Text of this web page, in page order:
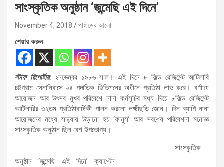
সাংস্কৃতিক অনুষ্ঠান ‘জন্মেছি এই দিনে’
November 4, 2018 পাহাড়ের আলো
শেয়ার করুন
স্টাফ রিপোর্টার:২নভেম্বর ১৯৮৬ সাল। এই দিনে ৮ ফিল্ড রেজিমেন্ট আর্টিলারি
চট্টগ্রাম সেনানিবাসে ২৪ পদাতিক ডিভিশনের অধীনে প্রতিষ্ঠা লাভ করে। বর্ণাঢ্য
আয়োজন আর উৎসব মুখর পরিবেশে নানা কর্মসূচির মধ্য দিয়ে ৮ফিল্ড রেজিমেন্ট
আর্টিলারির ৩২তম প্রতিষ্ঠাবার্ষিকী পালন করলো লক্ষ্মীছড়ি জোন। দিন ব্যাপি নানা
আয়োজনের মধ্যে সন্ধ্যায় উড়ানো হয় ‘ফানুস’ আর সবশেষ পরিবেশনা মনোজ্ঞ
সাংস্কৃতিক অনুষ্ঠান ছিল বেশ উপভোগ্য।
সাংস্কৃতিক
অনুষ্ঠান ‘জন্মেছি এই দিনে’ ক্যাপ্টেন